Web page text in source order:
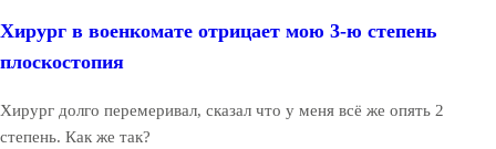
Хирург в военкомате отрицает мою 3-ю степень
плоскостопия
Хирург долго перемеривал, сказал что у меня всё же опять 2
степень. Как же так?